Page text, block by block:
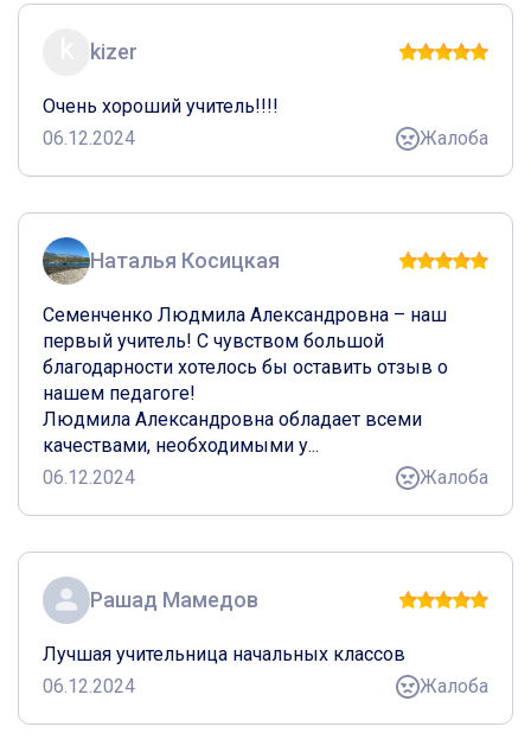
kizer
Очень хороший учитель!!!!
06.12.2024
Жалоба
Наталья Косицкая
Семенченко Людмила Александровна – наш
первый учитель! С чувством большой
благодарности хотелось бы оставить отзыв о
нашем педагоге!
Людмила Александровна обладает всеми
качествами, необходимыми у...
06.12.2024
Жалоба
Рашад Мамедов
Лучшая учительница начальных классов
06.12.2024
Жалоба